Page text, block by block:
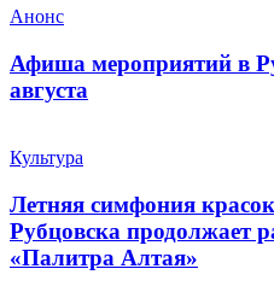
Анонс
Афиша мероприятий в
августа
Культура
Летняя симфония
Рубцовска продолжает
«Палитра Алтая»